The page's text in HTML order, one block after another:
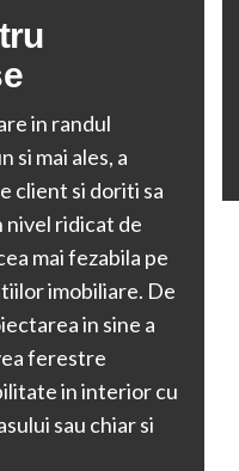
in randul
mai ales, a
client si doriti sa
nivel ridicat de
mai fezabila pe
imobiliare. De
in sine a
ferestre
in interior cu
sau chiar si